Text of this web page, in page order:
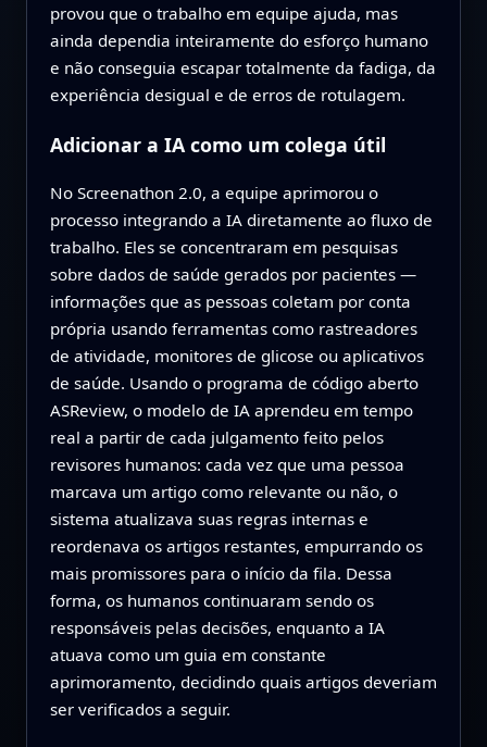
provou que o trabalho em equipe ajuda, mas
ainda dependia inteiramente do esforço humano
e não conseguia escapar totalmente da fadiga, da
experiência desigual e de erros de rotulagem.
Adicionar a IA como um colega útil
No Screenathon 2.0, a equipe aprimorou o
processo integrando a IA diretamente ao fluxo de
trabalho. Eles se concentraram em pesquisas
sobre dados de saúde gerados por pacientes —
informações que as pessoas coletam por conta
própria usando ferramentas como rastreadores
de atividade, monitores de glicose ou aplicativos
de saúde. Usando o programa de código aberto
ASReview, o modelo de IA aprendeu em tempo
real a partir de cada julgamento feito pelos
revisores humanos: cada vez que uma pessoa
marcava um artigo como relevante ou não, o
sistema atualizava suas regras internas e
reordenava os artigos restantes, empurrando os
mais promissores para o início da fila. Dessa
forma, os humanos continuaram sendo os
responsáveis pelas decisões, enquanto a IA
atuava como um guia em constante
aprimoramento, decidindo quais artigos deveriam
ser verificados a seguir.